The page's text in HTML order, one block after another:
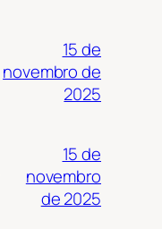
15 de
novembro de
2025
15 de
novembro
de 2025